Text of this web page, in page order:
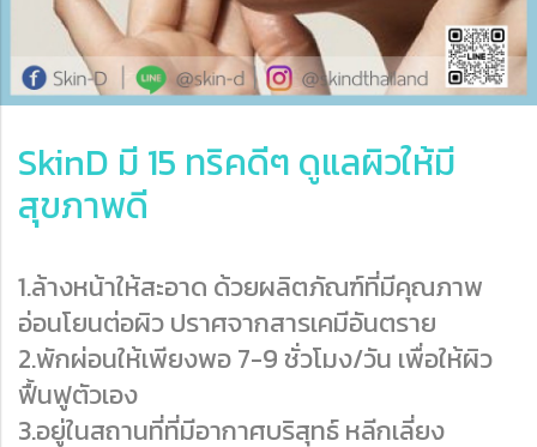
SkinD มี 15 ทริคดีๆ ดูแลผิวให้มี
สุขภาพดี
1.ล้างหน้าให้สะอาด ด้วยผลิตภัณฑ์ที่มีคุณภาพ
อ่อนโยนต่อผิว ปราศจากสารเคมีอันตราย
2.พักผ่อนให้เพียงพอ 7-9 ชั่วโมง/วัน เพื่อให้ผิว
ฟื้นฟูตัวเอง
3.อยู่ในสถานที่ที่มีอากาศบริสุทธ์ หลีกเลี่ยง